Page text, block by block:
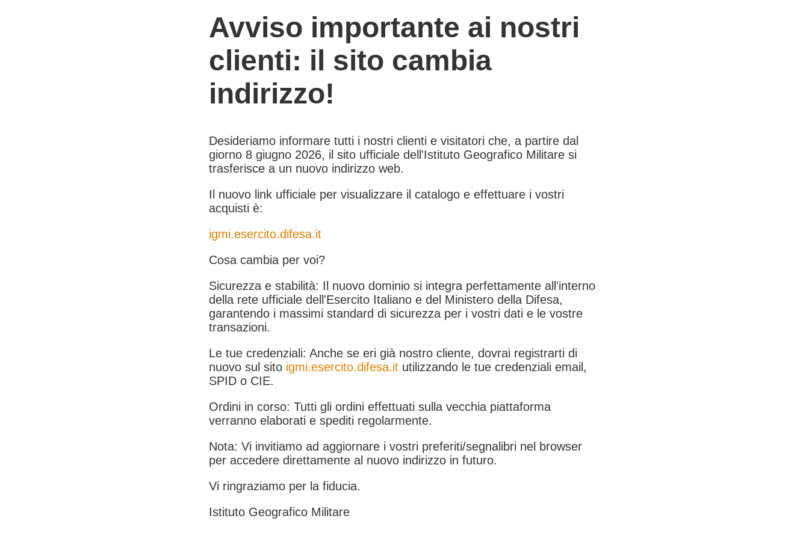
Avviso importante ai nostri
clienti: il sito cambia
indirizzo!
Desideriamo informare tutti i nostri clienti e visitatori che, a partire dal
giorno 8 giugno 2026, il sito ufficiale dell'Istituto Geografico Militare si
trasferisce a un nuovo indirizzo web.
Il nuovo link ufficiale per visualizzare il catalogo e effettuare i vostri
acquisti è:
igmi.esercito.difesa.it
Cosa cambia per voi?
Sicurezza e stabilità: Il nuovo dominio si integra perfettamente all'interno
della rete ufficiale dell'Esercito Italiano e del Ministero della Difesa,
garantendo i massimi standard di sicurezza per i vostri dati e le vostre
transazioni.
Le tue credenziali: Anche se eri già nostro cliente, dovrai registrarti di
nuovo sul sito igmi.esercito.difesa.it utilizzando le tue credenziali email,
SPID o CIE.
Ordini in corso: Tutti gli ordini effettuati sulla vecchia piattaforma
verranno elaborati e spediti regolarmente.
Nota: Vi invitiamo ad aggiornare i vostri preferiti/segnalibri nel browser
per accedere direttamente al nuovo indirizzo in futuro.
Vi ringraziamo per la fiducia.
Istituto Geografico Militare